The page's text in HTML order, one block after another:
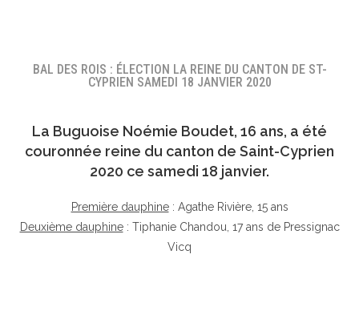
BAL DES ROIS : ÉLECTION LA REINE DU CANTON DE ST-
CYPRIEN SAMEDI 18 JANVIER 2020
La Buguoise Noémie Boudet, 16 ans, a été
couronnée reine du canton de Saint-Cyprien
2020 ce samedi 18 janvier.
Première dauphine: Agathe Rivière, 15 ans
Deuxième dauphine: Tiphanie Chandou, 17 ans de Pressignac
Vicq